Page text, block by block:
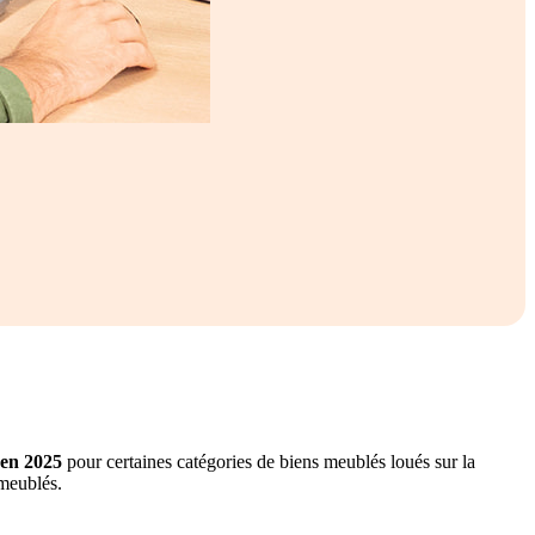
2025 pour certaines catégories de biens meublés loués sur la